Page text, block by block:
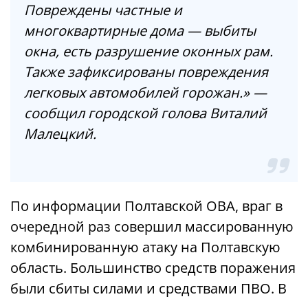
Повреждены частные и
многоквартирные дома — выбиты
окна, есть разрушение оконных рам.
Также зафиксированы повреждения
легковых автомобилей горожан.» —
сообщил городской голова Виталий
Малецкий.
По информации Полтавской ОВА, враг в
очередной раз совершил массированную
комбинированную атаку на Полтавскую
область. Большинство средств поражения
были сбиты силами и средствами ПВО. В